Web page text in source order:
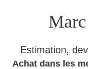
Marc
Estimation,
Achat dans les